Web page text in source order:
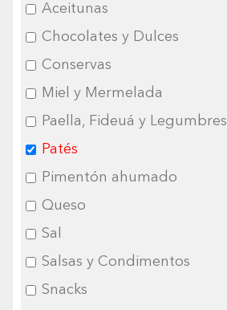
Aceitunas
Chocolates y Dulces
Conservas
Miel y Mermelada
Paella, Fideuá y Legumbres
Patés
Pimentón ahumado
Queso
Sal
Salsas y Condimentos
Snacks